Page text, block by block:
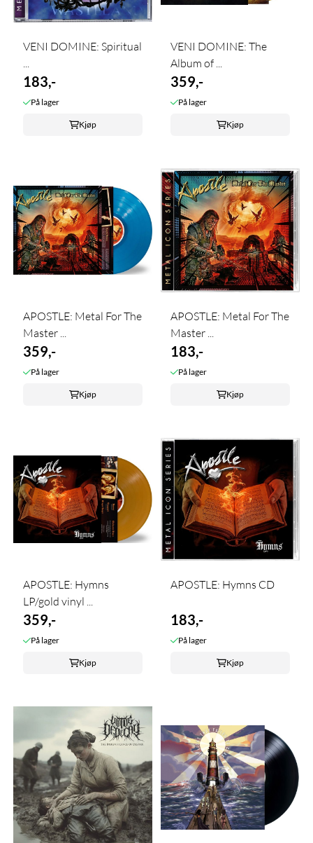
VENI DOMINE: Spiritual
...
183,-
På lager
Kjøp
VENI DOMINE: The
Album of ...
359,-
På lager
Kjøp
APOSTLE: Metal For The
Master ...
359,-
På lager
Kjøp
APOSTLE: Metal For The
Master ...
183,-
På lager
Kjøp
APOSTLE: Hymns
LP/gold vinyl ...
359,-
På lager
Kjøp
APOSTLE: Hymns CD
183,-
På lager
Kjøp